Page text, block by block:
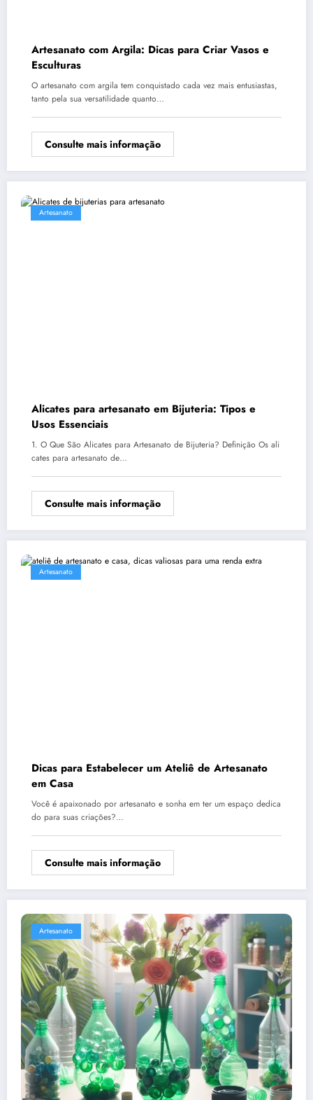
Artesanato com Argila: Dicas para Criar Vasos e
Esculturas
O artesanato com argila tem conquistado cada vez mais entusiastas,
tanto pela sua versatilidade quanto…
Consulte mais informação
Artesanato
Alicates para artesanato em Bijuteria: Tipos e
Usos Essenciais
1. O Que São Alicates para Artesanato de Bijuteria? Definição Os ali
cates para artesanato de…
Consulte mais informação
Artesanato
Dicas para Estabelecer um Ateliê de Artesanato
em Casa
Você é apaixonado por artesanato e sonha em ter um espaço dedica
do para suas criações?…
Consulte mais informação
Artesanato